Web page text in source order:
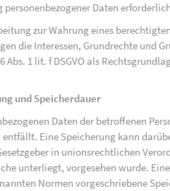
personenbezogener Daten
zur Wahrung eines
die Interessen, Grundrechte und
Abs. 1 lit. f DSGVO als
und Speicherdauer
Daten der betroffenen
entfällt. Eine Speicherung kann
in unionsrechtlichen
unterliegt, vorgesehen wurde.
Normen vorgeschriebene